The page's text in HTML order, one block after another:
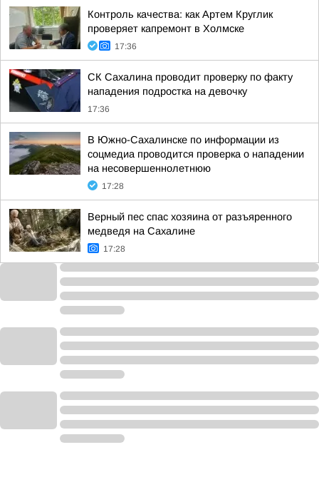
Контроль качества: как Артем Круглик
проверяет капремонт в Холмске
17:36
СК Сахалина проводит проверку по факту
нападения подростка на девочку
17:36
В Южно-Сахалинске по информации из
соцмедиа проводится проверка о нападении
на несовершеннолетнюю
17:28
Верный пес спас хозяина от разъяренного
медведя на Сахалине
17:28